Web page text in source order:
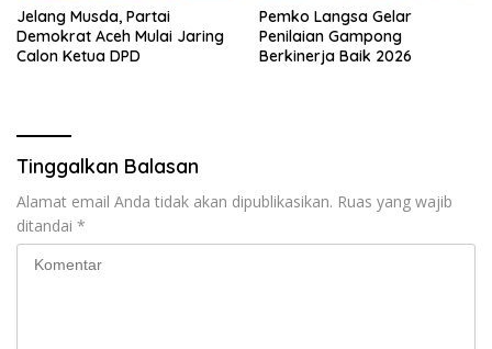
Jelang Musda, Partai
Demokrat Aceh Mulai Jaring
Calon Ketua DPD
Pemko Langsa Gelar
Penilaian Gampong
Berkinerja Baik 2026
Tinggalkan Balasan
Alamat email Anda tidak akan dipublikasikan. Ruas yang wajib
ditandai *